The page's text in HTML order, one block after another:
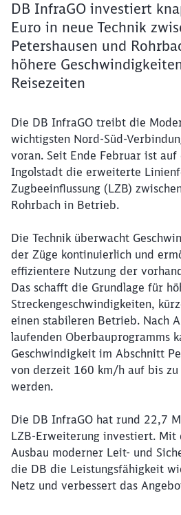
DB InfraGO investiert
Euro in neue Technik
Petershausen und
höhere
Reisezeiten
Die DB InfraGO treibt die
wichtigsten Nord-Süd-
voran. Seit Ende Februar ist auf
Ingolstadt die erweiterte
Zugbeeinflussung (LZB)
Rohrbach in Betrieb.
Die Technik überwacht
der Züge kontinuierlich und
effizientere Nutzung der
Das schafft die Grundlage für
Streckengeschwindigkeiten,
einen stabileren Betrieb. Nach
laufenden Oberbauprogramms
Geschwindigkeit im Abschnitt
von derzeit 160 km/h auf bis
werden.
Die DB InfraGO hat rund 22,7
LZB-Erweiterung investiert. Mit
Ausbau moderner Leit- und
die DB die Leistungsfähigkeit
Netz und verbessert das
Möchten Sie zu
werden?